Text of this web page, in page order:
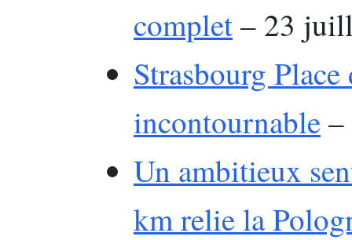
complet– 23
Strasbourg
incontournable
Un ambitieux
km relie la